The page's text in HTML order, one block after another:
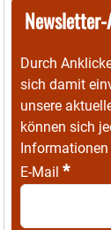
Newsletter-
Durch
sich damit
unsere
können sich
E-Mail *